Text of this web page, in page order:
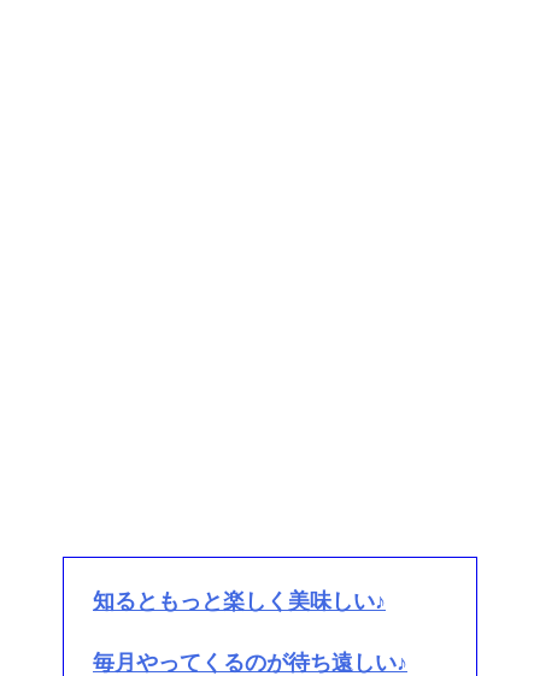
知るともっと楽しく美味しい♪
毎月やってくるのが待ち遠しい♪